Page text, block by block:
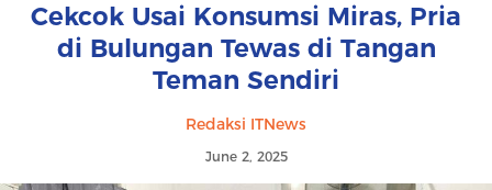
Cekcok Usai Konsumsi Miras, Pria
di Bulungan Tewas di Tangan
Teman Sendiri
Redaksi ITNews
June 2, 2025